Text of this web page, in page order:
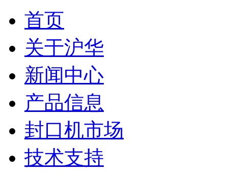
首页
关于沪华
新闻中心
产品信息
封口机市场
技术支持